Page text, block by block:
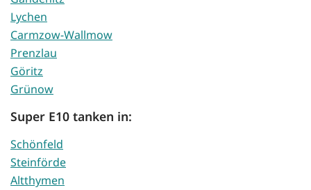
Lychen
Carmzow-Wallmow
Prenzlau
Göritz
Grünow
Super E10 tanken in:
Schönfeld
Steinförde
Altthymen